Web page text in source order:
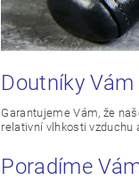
Doutníky
Garantujeme Vám, že
relativní vlhkosti vzduchu
Poradíme